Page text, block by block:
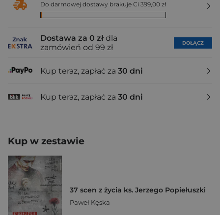
Do darmowej dostawy brakuje Ci 399,00 zł
Dostawa za 0 zł dla
zamówień od 99 zł
DOŁĄCZ
Kup teraz, zapłać za 30 dni
Kup teraz, zapłać za 30 dni
Kup w zestawie
37 scen z życia ks. Jerzego Popiełuszki
Paweł Kęska